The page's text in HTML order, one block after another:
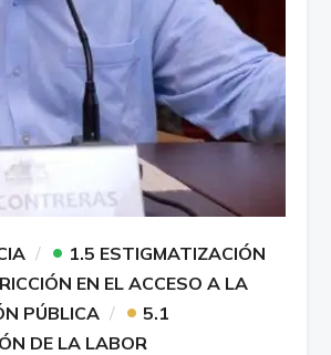
• 1.5 ESTIGMATIZACIÓN
EN EL ACCESO A LA
PÚBLICA
• 5.1
DE LA LABOR